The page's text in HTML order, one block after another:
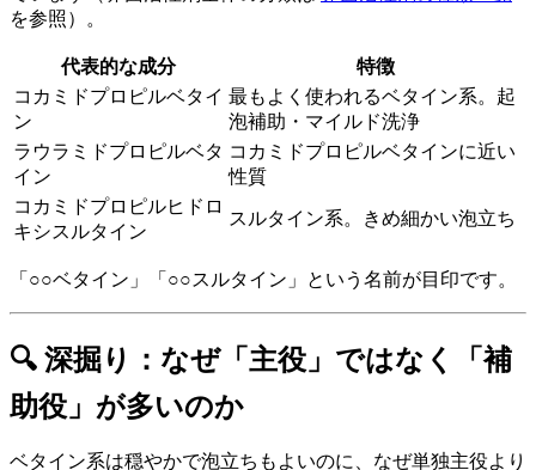
を参照）。
代表的な成分
特徴
コカミドプロピルベタイ
ン
最もよく使われるベタイン系。起
泡補助・マイルド洗浄
ラウラミドプロピルベタ
イン
コカミドプロピルベタインに近い
性質
コカミドプロピルヒドロ
キシスルタイン
スルタイン系。きめ細かい泡立ち
「○○ベタイン」「○○スルタイン」という名前が目印です。
🔍 深掘り：なぜ「主役」ではなく「補
助役」が多いのか
ベタイン系は穏やかで泡立ちもよいのに、なぜ単独主役より